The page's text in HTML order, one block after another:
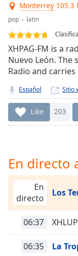
Duration-:-
Loaded:
0.00%
Stream
TypeLIVE
Seek to
currently
behind
liveLIVE
Remaining
Time-
Playback
Rate
Chapters
Descriptions
Monterrey 105.3
pop
latin
XHPAG-FM is a
Nuevo León.
Radio and
Español Sitio
Like 203
En directo
En
directo
Los
06:37
06:35 La